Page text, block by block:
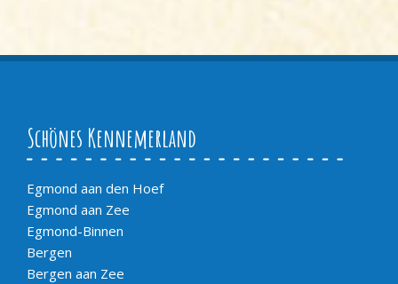
Schönes Kennemerland
Egmond aan den Hoef
Egmond aan Zee
Egmond-Binnen
Bergen
Bergen aan Zee